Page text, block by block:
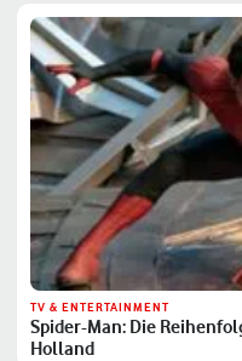
TV & ENTERTAINMENT
Spider-Man: Die
Holland